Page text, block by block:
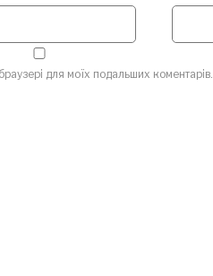
для моїх подальших коментарів.